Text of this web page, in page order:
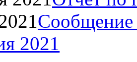
Сообщение
2021